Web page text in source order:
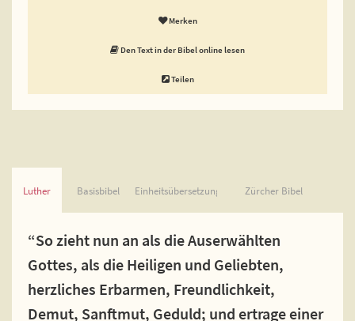
Merken
Den Text in der Bibel online lesen
Teilen
Luther Basisbibel Einheitsübersetzung Zürcher Bibel
“So zieht nun an als die Auserwählten
Gottes, als die Heiligen und Geliebten,
herzliches Erbarmen, Freundlichkeit,
Demut, Sanftmut, Geduld; und ertrage einer